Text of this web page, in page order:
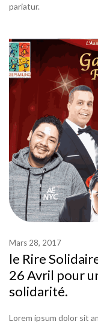
pariatur.
Mars 28, 2017
le Rire
26 Avril pour
solidarité.
Lorem ipsum dolor sit